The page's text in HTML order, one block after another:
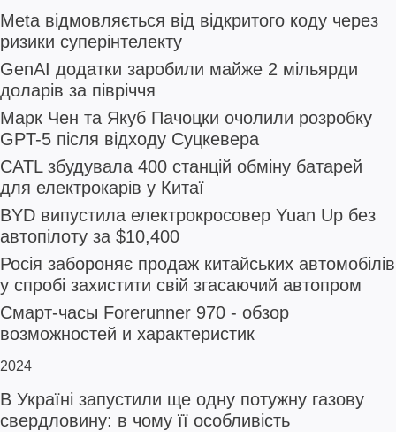
Meta відмовляється від відкритого коду через
ризики суперінтелекту
GenAI додатки заробили майже 2 мільярди
доларів за півріччя
Марк Чен та Якуб Пачоцки очолили розробку
GPT-5 після відходу Суцкевера
CATL збудувала 400 станцій обміну батарей
для електрокарів у Китаї
BYD випустила електрокросовер Yuan Up без
автопілоту за $10,400
Росія забороняє продаж китайських автомобілів
у спробі захистити свій згасаючий автопром
Смарт-часы Forerunner 970 - обзор
возможностей и характеристик
2024
В Україні запустили ще одну потужну газову
свердловину: в чому її особливість